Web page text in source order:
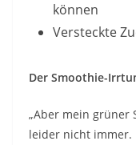
können
Versteckte
Der Smoothie-
„Aber mein grüner
leider nicht